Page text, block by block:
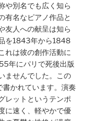
や別名でも広く知ら
有名なピアノ作品と
友人への献呈は知ら
を1843年から1848
れは彼の創作活動に
年にパリで死後出版
ませんでした。この
かれています。演奏
レットというテンポ
に速く、軽やかで優